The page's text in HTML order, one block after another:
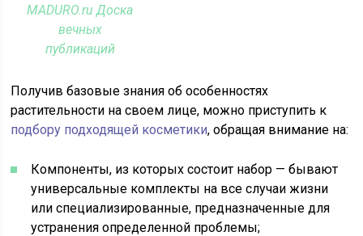
MADURO.ru Доска
вечных
публикаций
Получив базовые знания об особенностях
растительности на своем лице, можно приступить к
подбору подходящей косметики, обращая внимание на:
Компоненты, из которых состоит набор — бывают
универсальные комплекты на все случаи жизни
или специализированные, предназначенные для
устранения определенной проблемы;